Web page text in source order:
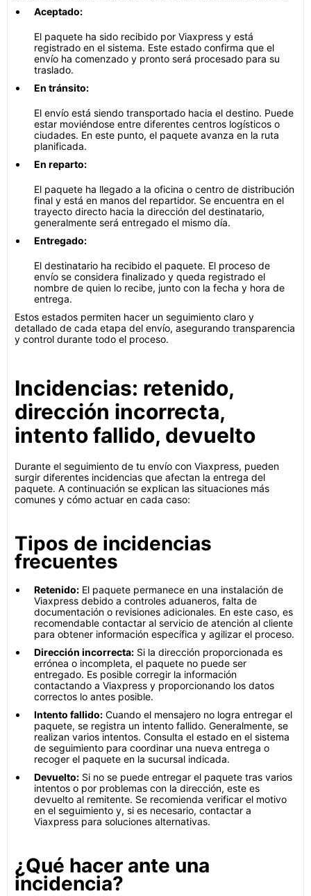
Aceptado:
El paquete ha sido recibido por Viaxpress y está
registrado en el sistema. Este estado confirma que el
envío ha comenzado y pronto será procesado para su
traslado.
En tránsito:
El envío está siendo transportado hacia el destino. Puede
estar moviéndose entre diferentes centros logísticos o
ciudades. En este punto, el paquete avanza en la ruta
planificada.
En reparto:
El paquete ha llegado a la oficina o centro de distribución
final y está en manos del repartidor. Se encuentra en el
trayecto directo hacia la dirección del destinatario,
generalmente será entregado el mismo día.
Entregado:
El destinatario ha recibido el paquete. El proceso de
envío se considera finalizado y queda registrado el
nombre de quien lo recibe, junto con la fecha y hora de
entrega.
Estos estados permiten hacer un seguimiento claro y
detallado de cada etapa del envío, asegurando transparencia
y control durante todo el proceso.
Incidencias: retenido,
dirección incorrecta,
intento fallido, devuelto
Durante el seguimiento de tu envío con Viaxpress, pueden
surgir diferentes incidencias que afectan la entrega del
paquete. A continuación se explican las situaciones más
comunes y cómo actuar en cada caso:
Tipos de incidencias
frecuentes
Retenido: El paquete permanece en una instalación de
Viaxpress debido a controles aduaneros, falta de
documentación o revisiones adicionales. En este caso, es
recomendable contactar al servicio de atención al cliente
para obtener información específica y agilizar el proceso.
Dirección incorrecta: Si la dirección proporcionada es
errónea o incompleta, el paquete no puede ser
entregado. Es posible corregir la información
contactando a Viaxpress y proporcionando los datos
correctos lo antes posible.
Intento fallido: Cuando el mensajero no logra entregar el
paquete, se registra un intento fallido. Generalmente, se
realizan varios intentos. Consulta el estado en el sistema
de seguimiento para coordinar una nueva entrega o
recoger el paquete en la sucursal indicada.
Devuelto: Si no se puede entregar el paquete tras varios
intentos o por problemas con la dirección, este es
devuelto al remitente. Se recomienda verificar el motivo
en el seguimiento y, si es necesario, contactar a
Viaxpress para soluciones alternativas.
¿Qué hacer ante una
incidencia?